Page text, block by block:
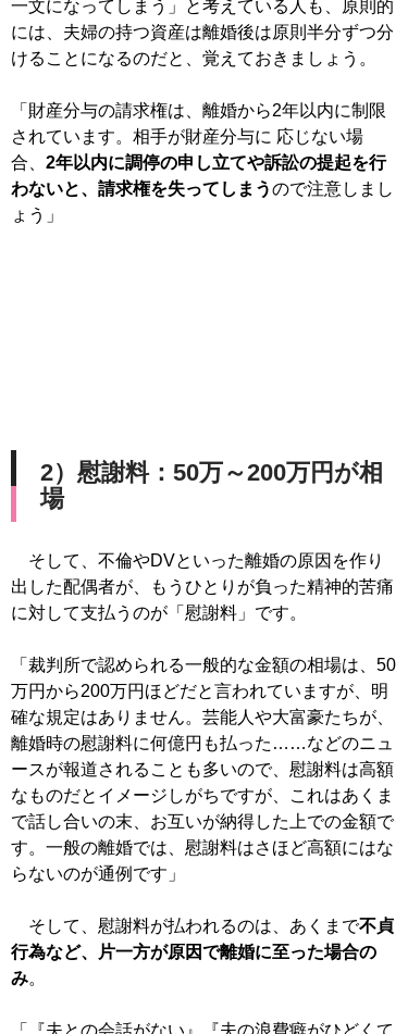
一文になってしまう」と考えている人も、原則的
には、夫婦の持つ資産は離婚後は原則半分ずつ分
けることになるのだと、覚えておきましょう。
「財産分与の請求権は、離婚から2年以内に制限
されています。相手が財産分与に 応じない場
合、 2年以内に調停の申し立てや訴訟の提起を行
わないと、請求権を失ってしまうので注意しまし
ょう」
2）慰謝料：50万～200万円が相
場
そして、不倫やDVといった離婚の原因を作り
出した配偶者が、もうひとりが負った精神的苦痛
に対して支払うのが「慰謝料」です。
「裁判所で認められる一般的な金額の相場は、50
万円から200万円ほどだと言われていますが、明
確な規定はありません。芸能人や大富豪たちが、
離婚時の慰謝料に何億円も払った……などのニュ
ースが報道されることも多いので、慰謝料は高額
なものだとイメージしがちですが、これはあくま
で話し合いの末、お互いが納得した上での金額で
す。一般の離婚では、慰謝料はさほど高額にはな
らないのが通例です」
そして、慰謝料が払われるのは、あくまで不貞
行為など、片一方が原因で離婚に至った場合の
み。